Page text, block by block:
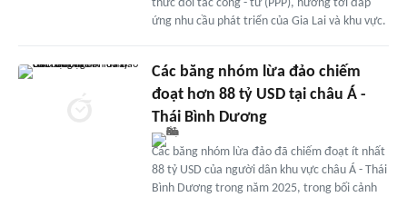
thức đối tác công - tư (PPP), hướng tới đáp
ứng nhu cầu phát triển của Gia Lai và khu vực.
Các băng nhóm lừa đảo chiếm
đoạt hơn 88 tỷ USD tại châu Á -
Thái Bình Dương
Các băng nhóm lừa đảo đã chiếm đoạt ít nhất
88 tỷ USD của người dân khu vực châu Á - Thái
Bình Dương trong năm 2025, trong bối cảnh